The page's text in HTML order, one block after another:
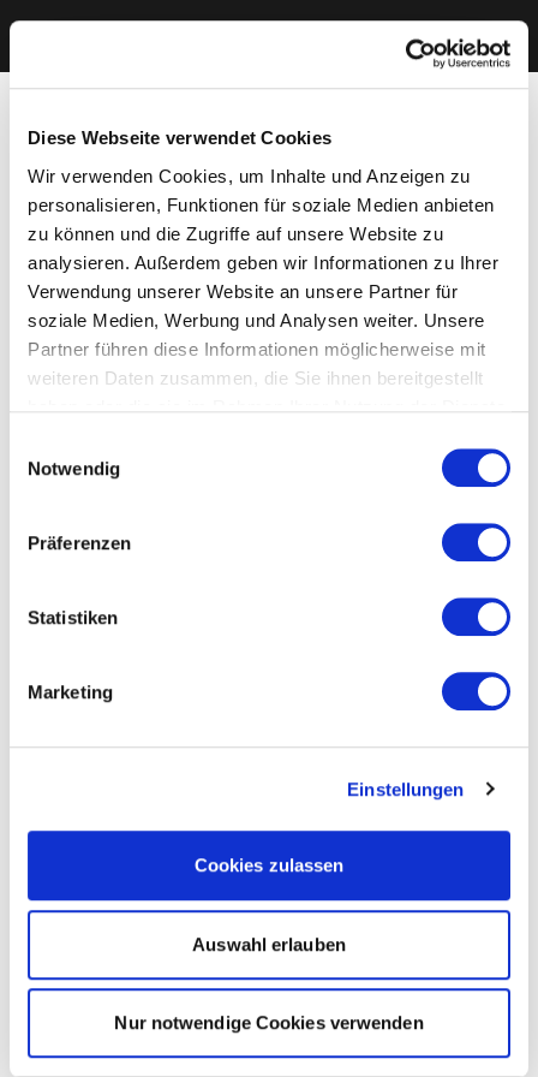
Diese Webseite verwendet Cookies
Wir verwenden Cookies, um Inhalte und Anzeigen zu
personalisieren, Funktionen für soziale Medien anbieten
zu können und die Zugriffe auf unsere Website zu
analysieren. Außerdem geben wir Informationen zu Ihrer
Verwendung unserer Website an unsere Partner für
soziale Medien, Werbung und Analysen weiter. Unsere
Partner führen diese Informationen möglicherweise mit
weiteren Daten zusammen, die Sie ihnen bereitgestellt
Cookies, wenn Sie unsere Webseite weiterhin nutzen.
Notwendig
Präferenzen
Statistiken
Marketing
Einstellungen
Cookies zulassen
Auswahl erlauben
Nur notwendige Cookies verwenden